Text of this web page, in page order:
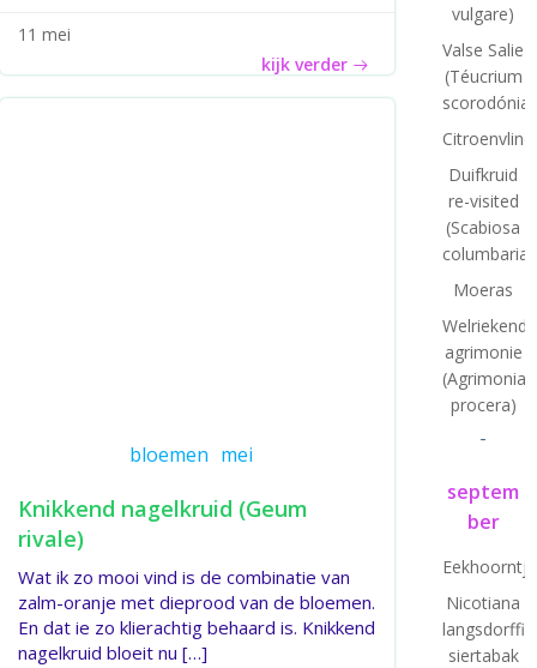
11 mei
kijk verder
bloemen mei
Knikkend nagelkruid (Geum
rivale)
Wat ik zo mooi vind is de combinatie van
zalm-oranje met dieprood van de bloemen.
En dat ie zo klierachtig behaard is. Knikkend
nagelkruid bloeit nu […]
vulgare)
Valse Salie
(Téucrium
scorodónia)
Duifkruid
re-visited
(Scabiosa
columbaria)
Moeras
Welriekende
agrimonie
(Agrimonia
procera)
-
septem
ber
Nicotiana
langsdorffii:
siertabak